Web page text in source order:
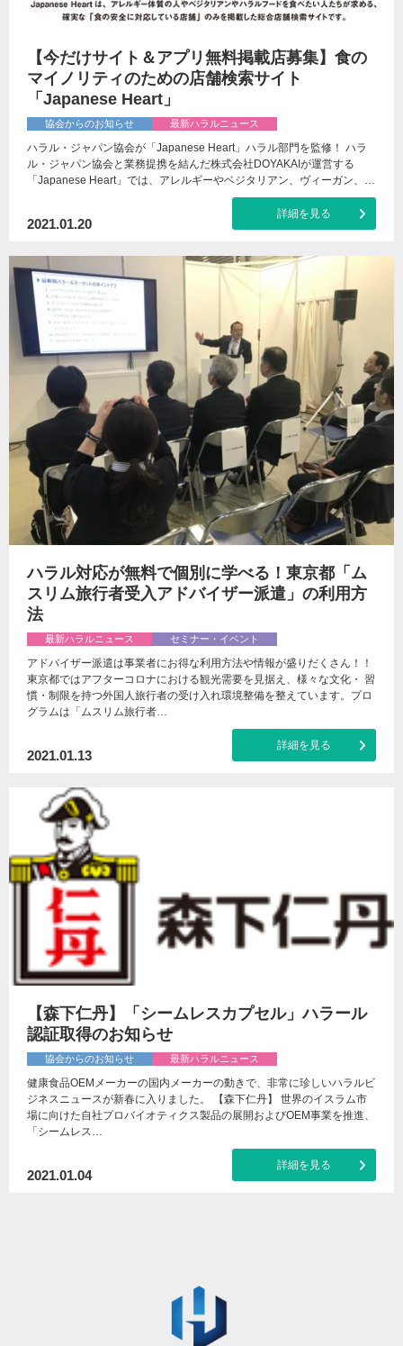
【今だけサイト＆アプリ無料掲載店募集】食の
マイノリティのための店舗検索サイト
「Japanese Heart」
協会からのお知らせ 最新ハラルニュース
ハラル・ジャパン協会が「Japanese Heart」ハラル部門を監修！ ハラ
ル・ジャパン協会と業務提携を結んだ株式会社DOYAKAIが運営する
「Japanese Heart」では、アレルギーやベジタリアン、ヴィーガン、…
2021.01.20
詳細を見る
ハラル対応が無料で個別に学べる！東京都「ム
スリム旅行者受入アドバイザー派遣」の利用方
法
最新ハラルニュース セミナー・イベント
アドバイザー派遣は事業者にお得な利用方法や情報が盛りだくさん！！
東京都ではアフターコロナにおける観光需要を見据え、様々な文化・ 習
慣・制限を持つ外国人旅行者の受け入れ環境整備を整えています。プロ
グラムは「ムスリム旅行者…
2021.01.13
詳細を見る
【森下仁丹】「シームレスカプセル」ハラール
認証取得のお知らせ
協会からのお知らせ 最新ハラルニュース
健康食品OEMメーカーの国内メーカーの動きで、非常に珍しいハラルビ
ジネスニュースが新春に入りました。 【森下仁丹】 世界のイスラム市
場に向けた自社プロバイオティクス製品の展開およびOEM事業を推進、
「シームレス…
2021.01.04
詳細を見る